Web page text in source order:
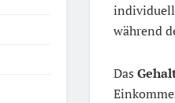
während
Das